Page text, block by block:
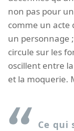
non pas pour
comme un acte
un personnage
circule sur les
oscillent entre
et la moquerie.
Ce qui